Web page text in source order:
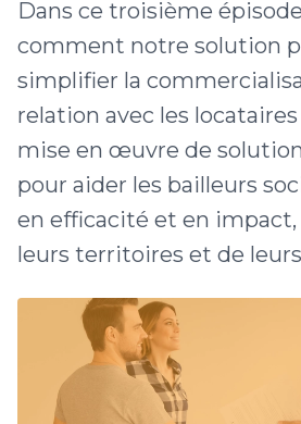
Dans ce troisième
comment notre solution
simplifier la
relation avec les
mise en œuvre de
pour aider les bailleurs
en efficacité et en impact,
leurs territoires et de